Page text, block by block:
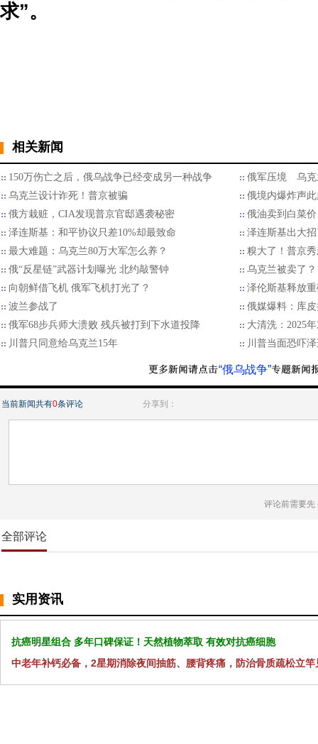
求”。
相关新闻
150万伤亡之后，俄乌战争已经变成另一种战争
俄军压境 乌克
乌克兰设计诈死！普京被骗
俄境内爆炸声
俄方栽赃，CIA发现普京官邸遇袭秘密
俄油卖到白菜
泽连斯基：和平协议只差10%却最致命
泽连斯基出大
最大难题：乌克兰80万大军怎么养？
糗大了！普京
俄“反星链”武器计划曝光 北约敲警钟
乌克兰被卖了
向朝鲜借飞机 俄军飞机打光了？
泽伦斯基释放
波兰参战了
俄媒爆料：库
俄军68步兵师大溃败 残兵被打到下水道投降
大清洗：2025
川普只同意给乌克兰15年
川普当面恐吓
“俄乌战争”
当前新闻共有0条评论 分享到：
评论前需要先
全部评论
实用资讯
抗癌明星组合 多年口碑保证！天然植物萃取 有效对抗癌细胞
中老年补钙必备，2星期消除夜间抽筋、腰背疼痛，防治骨质疏松立竿